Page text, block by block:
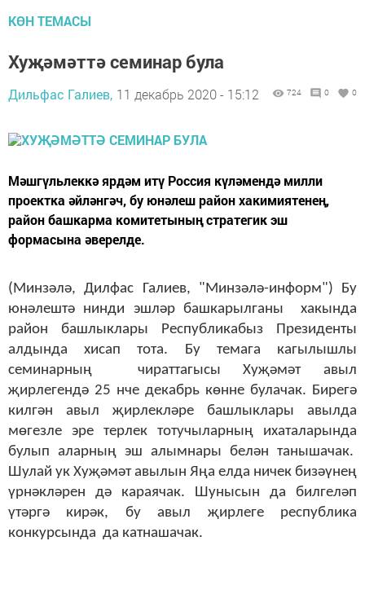
КӨН ТЕМАСЫ
Хуҗәмәттә семинар була
Дильфас Галиев, 11 декабрь 2020 - 15:12 724 0 0
Мәшгүльлеккә ярдәм итү Россия күләмендә милли
проектка әйләнгәч, бу юнәлеш район хакимиятенең,
район башкарма комитетының стратегик эш
формасына әверелде.
(Минзәлә, Дилфас Галиев, "Минзәлә-информ") Бу
юнәлештә нинди эшләр башкарылганы хакында
район башлыклары Республикабыз Президенты
алдында хисап тота. Бу темага кагылышлы
семинарның чираттагысы Хуҗәмәт авыл
җирлегендә 25 нче декабрь көнне булачак. Бирегә
килгән авыл җирлекләре башлыклары авылда
мөгезле эре терлек тотучыларның ихаталарында
булып аларның эш алымнары белән танышачак.
Шулай ук Хуҗәмәт авылын Яңа елда ничек бизәүнең
үрнәкләрен дә караячак. Шунысын да билгеләп
үтәргә кирәк, бу авыл җирлеге республика
конкурсында да катнашачак.